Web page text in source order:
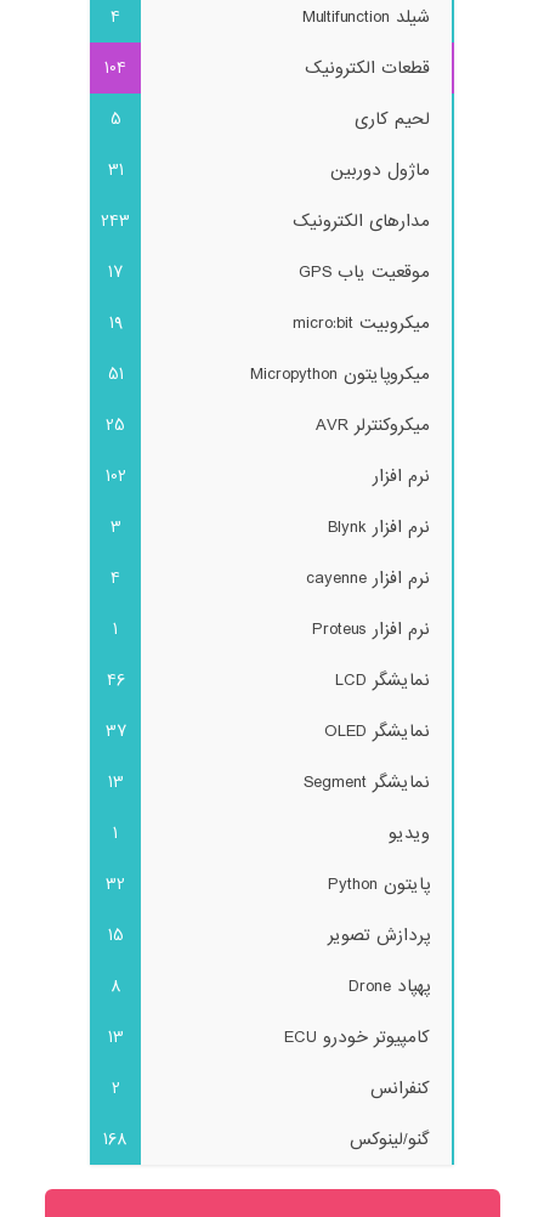
شیلد Multifunction
4
قطعات الکترونیک
104
لحیم کاری
5
ماژول دوربین
31
مدارهای الکترونیک
243
موقعیت یاب GPS
17
میکروبیت micro:bit
19
میکروپایتون Micropython
51
میکروکنترلر AVR
25
نرم افزار
102
نرم افزار Blynk
3
نرم افزار cayenne
4
نرم افزار Proteus
1
نمایشگر LCD
46
نمایشگر OLED
37
نمایشگر Segment
13
ویدیو
1
پایتون Python
32
پردازش تصویر
15
پهپاد Drone
8
کامپیوتر خودرو ECU
13
کنفرانس
2
گنو/لینوکس
168